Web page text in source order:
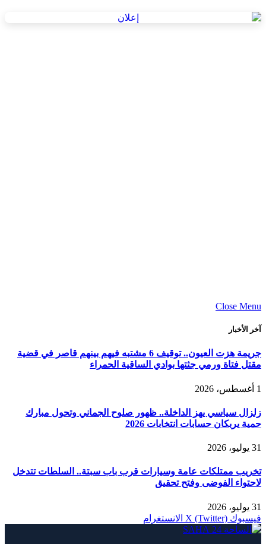
Close Menu
آخر الأخبار
جريمة هزت العيون.. توقيف 6 مشتبه فيهم بينهم قاصر في قضية
مقتل فتاة ورمي جثتها بوادي الساقية الحمراء
1 أغسطس، 2026
زلزال سياسي يهز الداخلة.. ظهور صلوح الجماني وتحول مبارك
حمية يربكان حسابات انتخابات 2026
31 يوليو، 2026
تخريب ممتلكات عامة وسيارات قرب باب سبتة.. السلطات تتدخل
لاحتواء الفوضى وفتح تحقيق
31 يوليو، 2026
فيسبوك X (Twitter) الانستغرام